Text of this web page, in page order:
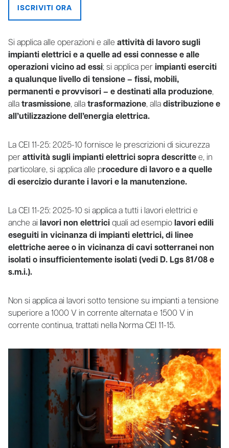
ISCRIVITI ORA
Si applica alle operazioni e alle attività di lavoro sugli
impianti elettrici e a quelle ad essi connesse e alle
operazioni vicino ad essi; si applica per impianti eserciti
a qualunque livello di tensione – fissi, mobili,
permanenti e provvisori – e destinati alla produzione,
alla trasmissione, alla trasformazione, alla distribuzione e
all’utilizzazione dell’energia elettrica.
La CEI 11-25: 2025-10 fornisce le prescrizioni di sicurezza
per attività sugli impianti elettrici sopra descritte e, in
particolare, si applica alle procedure di lavoro e a quelle
di esercizio durante i lavori e la manutenzione.
La CEI 11-25: 2025-10 si applica a tutti i lavori elettrici e
anche ai lavori non elettrici quali ad esempio lavori edili
eseguiti in vicinanza di impianti elettrici, di linee
elettriche aeree o in vicinanza di cavi sotterranei non
isolati o insufficientemente isolati (vedi D. Lgs 81/08 e
s.m.i.).
Non si applica ai lavori sotto tensione su impianti a tensione
superiore a 1000 V in corrente alternata e 1500 V in
corrente continua, trattati nella Norma CEI 11-15.